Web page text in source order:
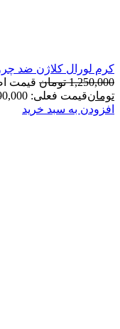
کلاژن ضد چروک حجم 50 میل
تومان قیمت اصلی: 1,250,000 تومان بود.
فعلی: 890,000 تومان.
سبد خرید